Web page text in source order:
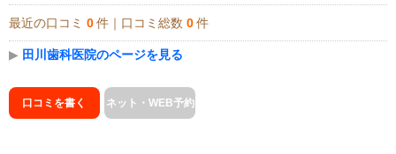
最近の口コミ 0 件｜口コミ総数 0 件
▶ 田川歯科医院のページを見る
口コミを書く ネット・WEB予約